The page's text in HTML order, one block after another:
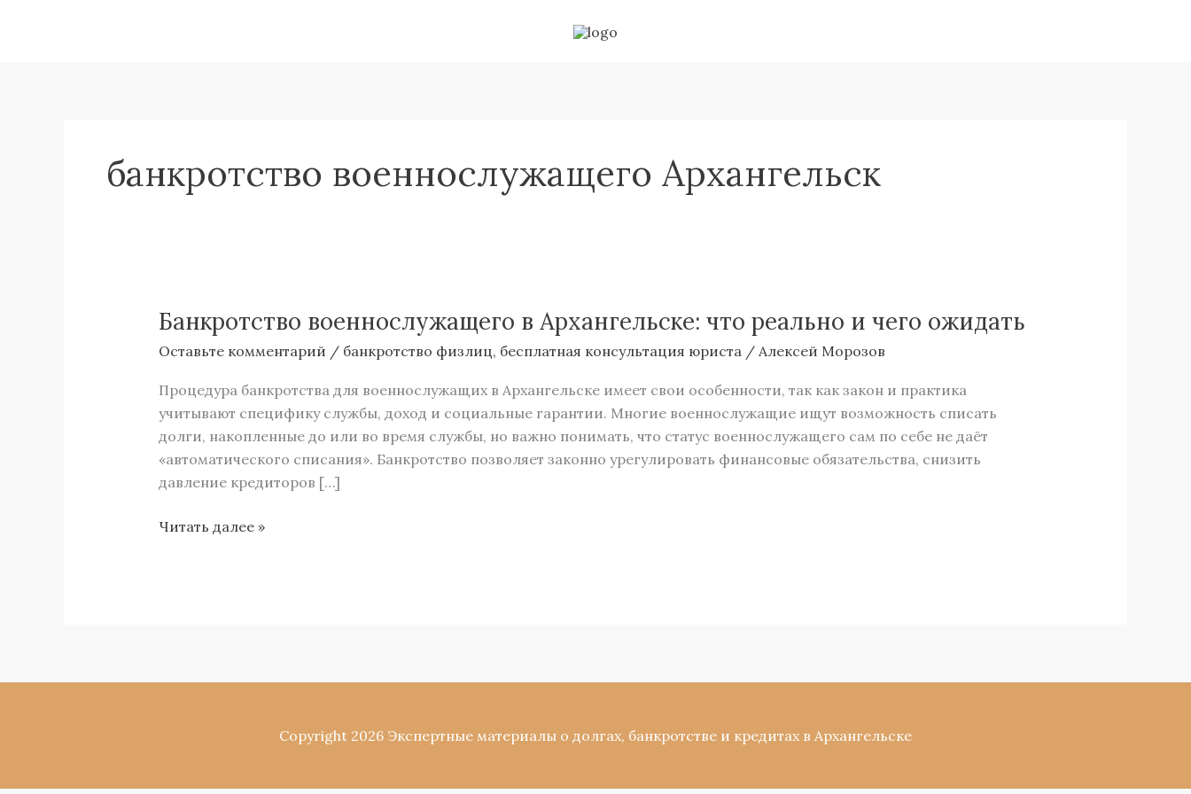
банкротство военнослужащего Архангельск
Банкротство военнослужащего в Архангельске: что реально и чего ожидать
Оставьте комментарий / банкротство физлиц, бесплатная консультация юриста / Алексей Морозов
Процедура банкротства для военнослужащих в Архангельске имеет свои особенности, так как закон и практика
учитывают специфику службы, доход и социальные гарантии. Многие военнослужащие ищут возможность списать
долги, накопленные до или во время службы, но важно понимать, что статус военнослужащего сам по себе не даёт
«автоматического списания». Банкротство позволяет законно урегулировать финансовые обязательства, снизить
давление кредиторов […]
Банкротство
военнослужащего
Архангельске:
что
реально
и
чего
Читать далее »
Copyright 2026 Экспертные материалы о долгах, банкротстве и кредитах в Архангельске